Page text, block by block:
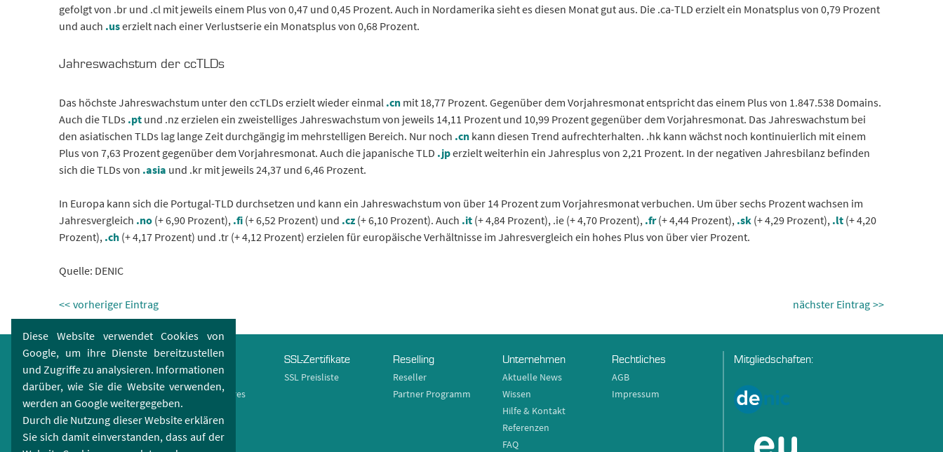
Diese Website verwendet Cookies von
Google, um ihre Dienste bereitzustellen
und Zugriffe zu analysieren. Informationen
darüber, wie Sie die Website verwenden,
werden an Google weitergegeben.
Durch die Nutzung dieser Website erklären
Sie sich damit einverstanden, dass auf der
gefolgt von .br und .cl mit jeweils einem Plus von 0,47 und 0,45 Prozent. Auch in Nordamerika sieht es diesen Monat gut aus. Die .ca-TLD erzielt ein Monatsplus von 0,79 Prozent
und auch .userzielt nach einer Verlustserie ein Monatsplus von 0,68 Prozent.
Jahreswachstum der ccTLDs
Das höchste Jahreswachstum unter den ccTLDs erzielt wieder einmal .cn mit 18,77 Prozent. Gegenüber dem Vorjahresmonat entspricht das einem Plus von 1.847.538 Domains.
Auch die TLDs .pt und .nz erzielen ein zweistelliges Jahreswachstum von jeweils 14,11 Prozent und 10,99 Prozent gegenüber dem Vorjahresmonat. Das Jahreswachstum bei
den asiatischen TLDs lag lange Zeit durchgängig im mehrstelligen Bereich. Nur noch .cn kann diesen Trend aufrechterhalten. .hk kann wächst noch kontinuierlich mit einem
Plus von 7,63 Prozent gegenüber dem Vorjahresmonat. Auch die japanische TLD .jperzielt weiterhin ein Jahresplus von 2,21 Prozent. In der negativen Jahresbilanz befinden
sich die TLDs von .asia und .kr mit jeweils 24,37 und 6,46 Prozent.
In Europa kann sich die Portugal-TLD durchsetzen und kann ein Jahreswachstum von über 14 Prozent zum Vorjahresmonat verbuchen. Um über sechs Prozent wachsen im
Jahresvergleich .no (+ 6,90 Prozent), .fi (+ 6,52 Prozent) und .cz (+ 6,10 Prozent). Auch .it (+ 4,84 Prozent), .ie (+ 4,70 Prozent), .fr(+ 4,44 Prozent), .sk (+ 4,29 Prozent), .lt (+ 4,20
Prozent), .ch (+ 4,17 Prozent) und .tr (+ 4,12 Prozent) erzielen für europäische Verhältnisse im Jahresvergleich ein hohes Plus von über vier Prozent.
Quelle: DENIC
vorheriger Eintrag nächster Eintrag
Domains
Domain Check
Domain Preisliste
Domain Features
Domain Endungen
Domain Aktionen
Webhosting
Webspace
Hosting Features
SSL-Zertifikate
SSL Preisliste
Reselling
Reseller
Partner Programm
Unternehmen
Aktuelle News
Wissen
Hilfe & Kontakt
Referenzen
FAQ
Rechtliches
AGB
Impressum
Mitgliedschaften: